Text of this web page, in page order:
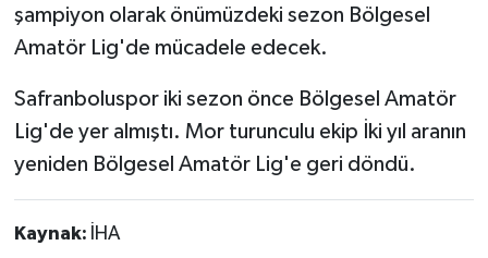
şampiyon olarak önümüzdeki sezon Bölgesel
Amatör Lig'de mücadele edecek.
Safranboluspor iki sezon önce Bölgesel Amatör
Lig'de yer almıştı. Mor turunculu ekip İki yıl aranın
yeniden Bölgesel Amatör Lig'e geri döndü.
Kaynak: İHA